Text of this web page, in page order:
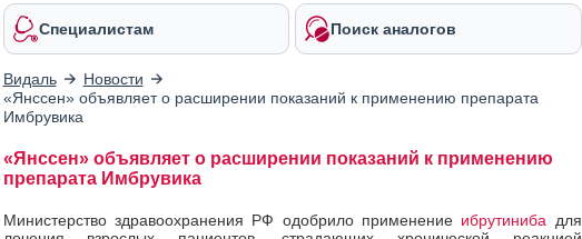
Специалистам Поиск аналогов
Видаль
Новости
«Янссен» объявляет о расширении показаний к применению препарата
Имбрувика
«Янссен» объявляет о расширении показаний к применению
препарата Имбрувика
Министерство здравоохранения РФ одобрило применение ибрутиниба для